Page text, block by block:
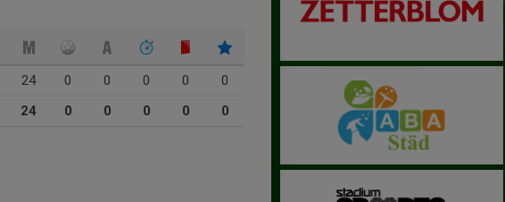
24 0 0 0 0
0
24 0 0 0 0 0